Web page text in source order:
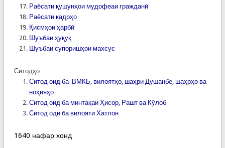
Раёсати қушунҳои мудофеаи гражданӣ
Раёсати кадрҳо
Қисмҳои ҳарбӣ
Шуъбаи ҳуқуқ
Шуъбаи супоришҳои махсус
Ситодҳо
Ситод оид ба ВМКБ, вилоятҳо, шаҳри Душанбе, шаҳрҳо ва
ноҳияҳо
Ситод оид ба минтақаи Ҳисор, Рашт ва Кӯлоб
Ситод оди ба вилояти Хатлон
1640 нафар хонд